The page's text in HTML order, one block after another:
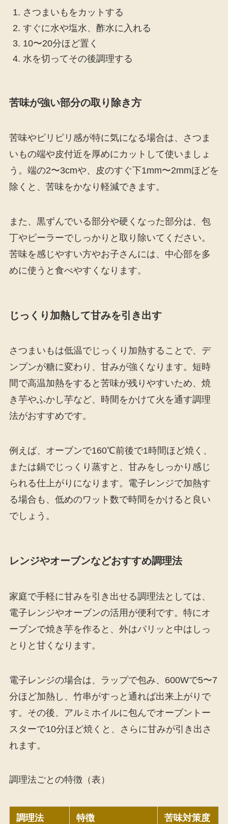
さつまいもをカットする
すぐに水や塩水、酢水に入れる
10〜20分ほど置く
水を切ってその後調理する
苦味が強い部分の取り除き方
苦味やピリピリ感が特に気になる場合は、さつま
いもの端や皮付近を厚めにカットして使いましょ
う。端の2〜3cmや、皮のすぐ下1mm〜2mmほどを
除くと、苦味をかなり軽減できます。
また、黒ずんでいる部分や硬くなった部分は、包
丁やピーラーでしっかりと取り除いてください。
苦味を感じやすい方やお子さんには、中心部を多
めに使うと食べやすくなります。
じっくり加熱して甘みを引き出す
さつまいもは低温でじっくり加熱することで、デ
ンプンが糖に変わり、甘みが強くなります。短時
間で高温加熱をすると苦味が残りやすいため、焼
き芋やふかし芋など、時間をかけて火を通す調理
法がおすすめです。
例えば、オーブンで160℃前後で1時間ほど焼く、
または鍋でじっくり蒸すと、甘みをしっかり感じ
られる仕上がりになります。電子レンジで加熱す
る場合も、低めのワット数で時間をかけると良い
でしょう。
レンジやオーブンなどおすすめ調理法
家庭で手軽に甘みを引き出せる調理法としては、
電子レンジやオーブンの活用が便利です。特にオ
ーブンで焼き芋を作ると、外はパリッと中はしっ
とりと甘くなります。
電子レンジの場合は、ラップで包み、600Wで5〜7
分ほど加熱し、竹串がすっと通れば出来上がりで
す。その後、アルミホイルに包んでオーブントー
スターで10分ほど焼くと、さらに甘みが引き出さ
れます。
調理法ごとの特徴（表）
調理法 特徴 苦味対策度